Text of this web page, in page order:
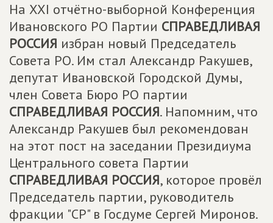
На XXI отчётно-выборной Конференция
Ивановского РО Партии СПРАВЕДЛИВАЯ
РОССИЯ избран новый Председатель
Совета РО. Им стал Александр Ракушев,
депутат Ивановской Городской Думы,
член Совета Бюро РО партии
СПРАВЕДЛИВАЯ РОССИЯ. Напомним, что
Александр Ракушев был рекомендован
на этот пост на заседании Президиума
Центрального совета Партии
СПРАВЕДЛИВАЯ РОССИЯ, которое провёл
Председатель партии, руководитель
фракции "СР" в Госдуме Сергей Миронов.